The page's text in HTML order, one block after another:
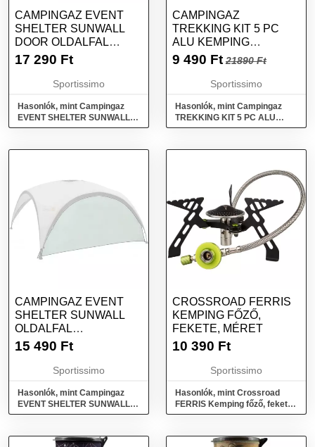
CAMPINGAZ EVENT
SHELTER SUNWALL
DOOR OLDALFAL
NAPSÁTORHOZ,
BEJÁRATTAL, EZÜST,
17 290 Ft
Sportissimo
Hasonlók, mint Campingaz
EVENT SHELTER SUNWALL
DOOR Oldalfal napsátorhoz,
méret
CAMPINGAZ
TREKKING KIT 5 PC
ALU KEMPING
EDÉNYKÉSZLET,
9 490 Ft 21890 Ft
Sportissimo
Hasonlók, mint Campingaz
TREKKING KIT 5 PC ALU
Kemping edénykészlet, ezüst,
CAMPINGAZ EVENT
SHELTER SUNWALL
OLDALFAL
NAPSÁTORHOZ,
15 490 Ft
Sportissimo
Hasonlók, mint Campingaz
EVENT SHELTER SUNWALL
Oldalfal napsátorhoz, ezüst,
CROSSROAD FERRIS
KEMPING FŐZŐ,
FEKETE, MÉRET
10 390 Ft
Sportissimo
Hasonlók, mint Crossroad
FERRIS Kemping főző, fekete,
méret